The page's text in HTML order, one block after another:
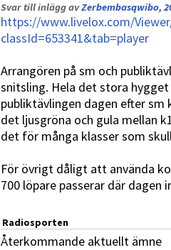
Svar till inlägg avZerbembasqwibo,
https://www.livelox.com/
classId=653341&tab=player
Arrangören på sm och
snitsling. Hela det stora
publiktävlingen dagen efter
det ljusgröna och gula mellan
det för många klasser som
För övrigt dåligt att använda
700 löpare passerar där dagen
Radiosporten
Återkommande aktuellt ämne